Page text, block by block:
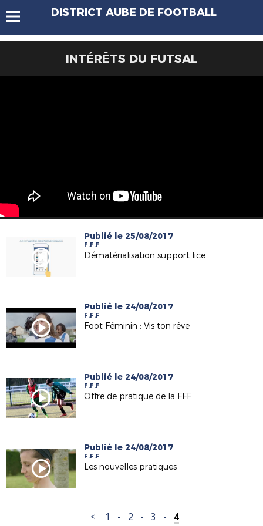
DISTRICT AUBE DE FOOTBALL
INTÉRÊTS DU FUTSAL
Publié le 25/08/2017
F.F.F
Dématérialisation support licence
Publié le 24/08/2017
F.F.F
Foot Féminin : Vis ton rêve
Publié le 24/08/2017
F.F.F
Offre de pratique de la FFF
Publié le 24/08/2017
F.F.F
Les nouvelles pratiques
< 1 - 2 - 3 - 4